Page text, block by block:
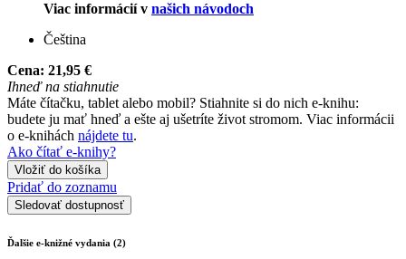
Viac informácií v našich návodoch
Čeština
Cena: 21,95 €
Ihneď na stiahnutie
Máte čítačku, tablet alebo mobil? Stiahnite si do nich e-knihu:
budete ju mať hneď a ešte aj ušetríte život stromom. Viac informácii
o e-knihách nájdete tu.
Ako čítať e-knihy?
Vložiť do košíka
Pridať do zoznamu
Sledovať dostupnosť
Ďalšie e-knižné vydania (2)